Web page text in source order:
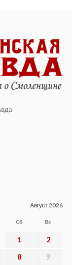
Август 2026
Сб Вс
1 2
8 9